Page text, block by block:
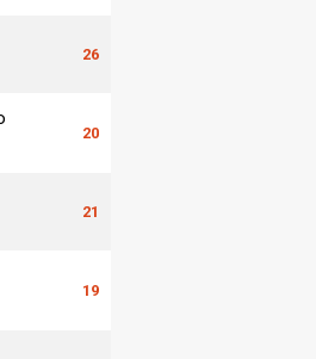
26
20
21
19